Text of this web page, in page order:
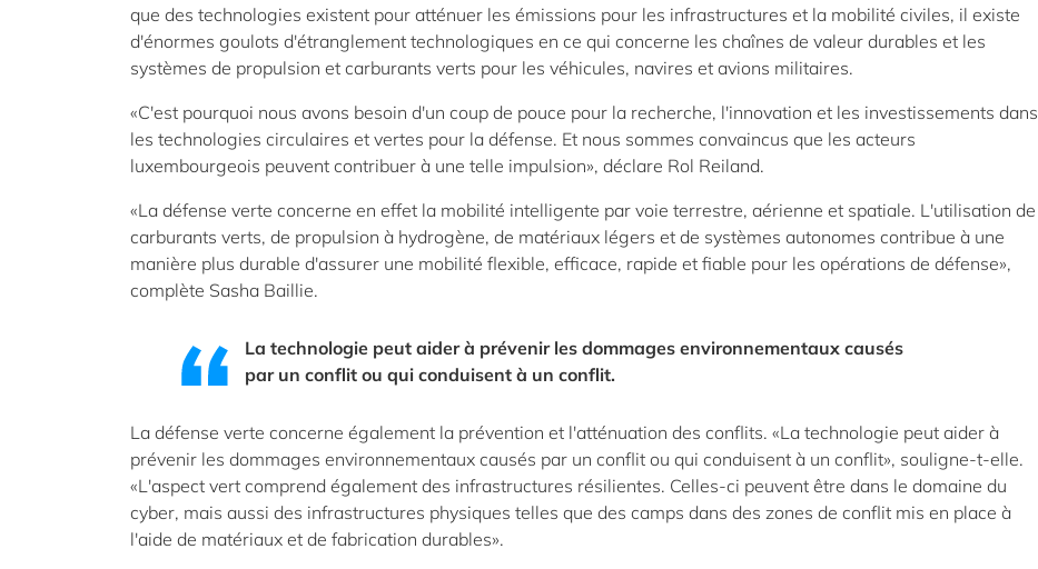
que des technologies existent pour atténuer les émissions pour les infrastructures et la mobilité civiles, il existe
d'énormes goulots d'étranglement technologiques en ce qui concerne les chaînes de valeur durables et les
systèmes de propulsion et carburants verts pour les véhicules, navires et avions militaires.
«C'est pourquoi nous avons besoin d'un coup de pouce pour la recherche, l'innovation et les investissements dans
les technologies circulaires et vertes pour la défense. Et nous sommes convaincus que les acteurs
luxembourgeois peuvent contribuer à une telle impulsion», déclare Rol Reiland.
«La défense verte concerne en effet la mobilité intelligente par voie terrestre, aérienne et spatiale. L'utilisation de
carburants verts, de propulsion à hydrogène, de matériaux légers et de systèmes autonomes contribue à une
manière plus durable d'assurer une mobilité flexible, efficace, rapide et fiable pour les opérations de défense»,
complète Sasha Baillie.
La technologie peut aider à prévenir les dommages environnementaux causés
par un conflit ou qui conduisent à un conflit.
La défense verte concerne également la prévention et l'atténuation des conflits. «La technologie peut aider à
prévenir les dommages environnementaux causés par un conflit ou qui conduisent à un conflit», souligne-t-elle.
«L'aspect vert comprend également des infrastructures résilientes. Celles-ci peuvent être dans le domaine du
cyber, mais aussi des infrastructures physiques telles que des camps dans des zones de conflit mis en place à
l'aide de matériaux et de fabrication durables».